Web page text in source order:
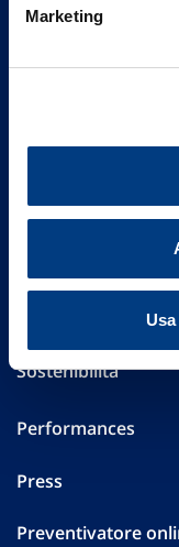
Marketing
Vittoria Assicurazioni
Governance
Altre informazioni
Sostenibilità
Performances
Press
Preventivatore